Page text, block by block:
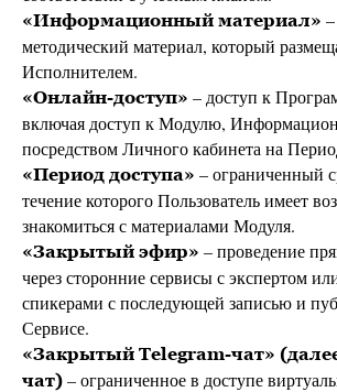
«Информационный материал»
методический материал, который
Исполнителем.
«Онлайн-доступ» – доступ к
включая доступ к Модулю,
посредством Личного кабинета на
«Период доступа» – ограниченный
течение которого Пользователь имеет
знакомиться с материалами Модуля.
«Закрытый эфир» – проведение
через сторонние сервисы с экспертом
спикерами с последующей записью и
Сервисе.
«Закрытый Telegram-чат»
чат) – ограниченное в доступе